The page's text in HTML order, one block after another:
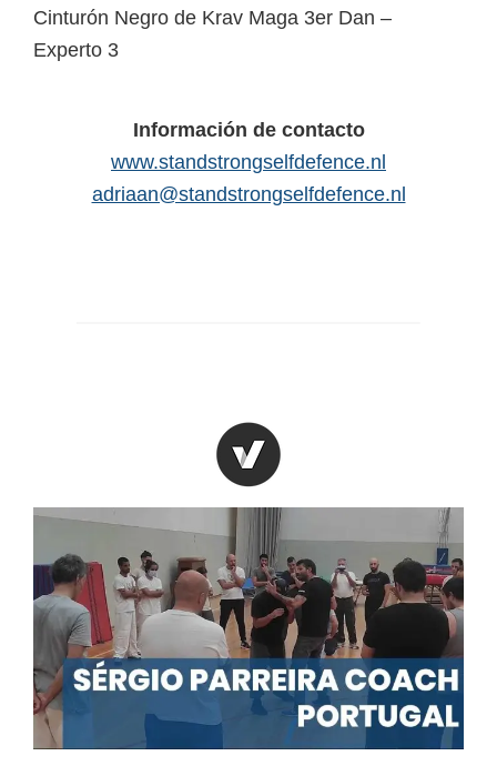
Cinturón Negro de Krav Maga 3er Dan –
Experto 3
Información de contacto
www.standstrongselfdefence.nl
adriaan@standstrongselfdefence.nl